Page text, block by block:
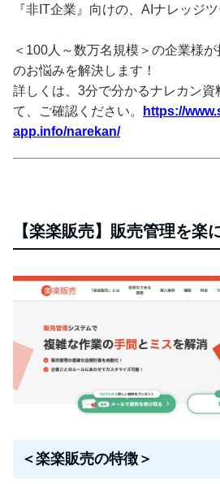
『非IT企業』向けの、AIナレッジ
＜100人～数万名規模＞の企業様
のお悩みを解決します！
詳しくは、3分で分かるナレカン資
て、ご確認ください。
https://
app.info/narekan/
【楽楽販売】販売管理を楽
＜楽楽販売の特徴＞